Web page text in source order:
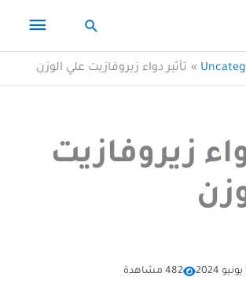
البحث
تأثير دواء زيروفازيت علي الوزن
زيروفازيت
482 مشاهدة